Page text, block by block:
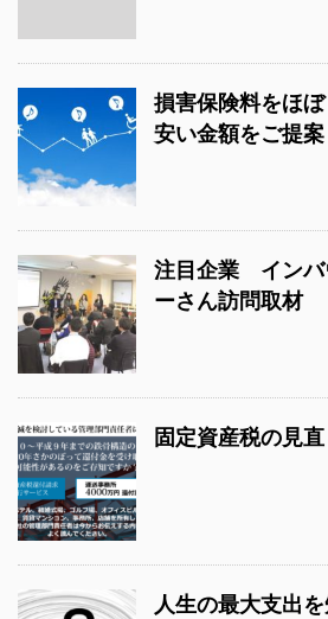
損害保険料をほ
安い金額をご提案
注目企業 インバ
ーさん訪問取材
固定資産税の見
人生の最大支出